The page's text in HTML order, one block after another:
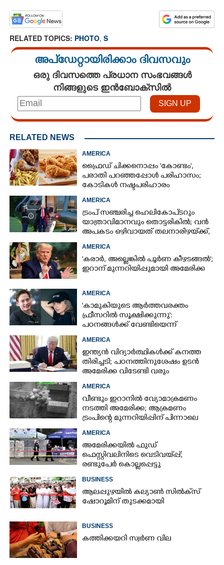
ZOOM
CONTACT US
RELATED TOPICS: PHOTO, S
അപ്ഡേറ്റായിരിക്കാം ദിവസവും
ഒരു ദിവസത്തെ പ്രധാന സംഭവങ്ങൾ
നിങ്ങളുടെ ഇൻബോക്സിൽ
RELATED NEWS
AMERICA
ഫ്രൈഡ് ചിക്കനൊപ്പം 'കോണ്ടം',​
പരാതി പറഞ്ഞപ്പോൾ പരിഹാസം;
കോടികൾ നഷ്ടപരിഹാരം
AMERICA
ട്രംപ് സഞ്ചരിച്ച ഹെലികോപ്‌ടറും
യാത്രാവിമാനവും തൊട്ടരികിൽ; വൻ
അപകടം ഒഴിവായത് തലനാരിഴയ്‌ക്ക്,
AMERICA
'കരാർ, അല്ലെങ്കിൽ പൂർണ കീഴടങ്ങൽ';
ഇറാന് മുന്നറിയിപ്പുമായി അമേരിക്ക
AMERICA
'കാമുകിയുടെ ആർത്തവരക്തം
ഫ്രീസറിൽ സൂക്ഷിക്കുന്നു':
പഠനങ്ങൾക്ക് വേണ്ടിയെന്ന്
ജോൺസന്റെ പോസ്റ്റ്
AMERICA
ഇന്ത്യൻ വിദ്യാർത്ഥികൾക്ക് കനത്ത
തിരിച്ചടി; പഠനത്തിനുശേഷം ഉടൻ
അമേരിക്ക വിടേണ്ടി വരും
AMERICA
വീണ്ടും ഇറാനിൽ വ്യോമാക്രമണം
നടത്തി അമേരിക്ക; ആക്രമണം
ട്രംപിന്റെ മുന്നറിയിപ്പിന് പിന്നാലെ
AMERICA
അമേരിക്കയിൽ ഫുഡ്
ഫെസ്റ്റിവലിനിടെ വെടിവയ്‌പ്പ്;
രണ്ടുപേർ കൊല്ലപ്പെട്ടു
BUSINESS
ആലപ്പുഴയിൽ കല്യാൺ സിൽക്‌സ്
ഷോറൂമിന് തുടക്കമായി
BUSINESS
കത്തിക്കയറി സ്വർണ വില